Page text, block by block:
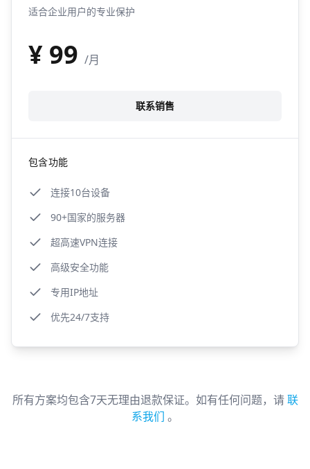
适合企业用户的专业保护
¥ 99 /月
联系销售
包含功能
连接10台设备
90+国家的服务器
超高速VPN连接
高级安全功能
专用IP地址
优先24/7支持
所有方案均包含7天无理由退款保证。如有任何问题，请联
系我们 。